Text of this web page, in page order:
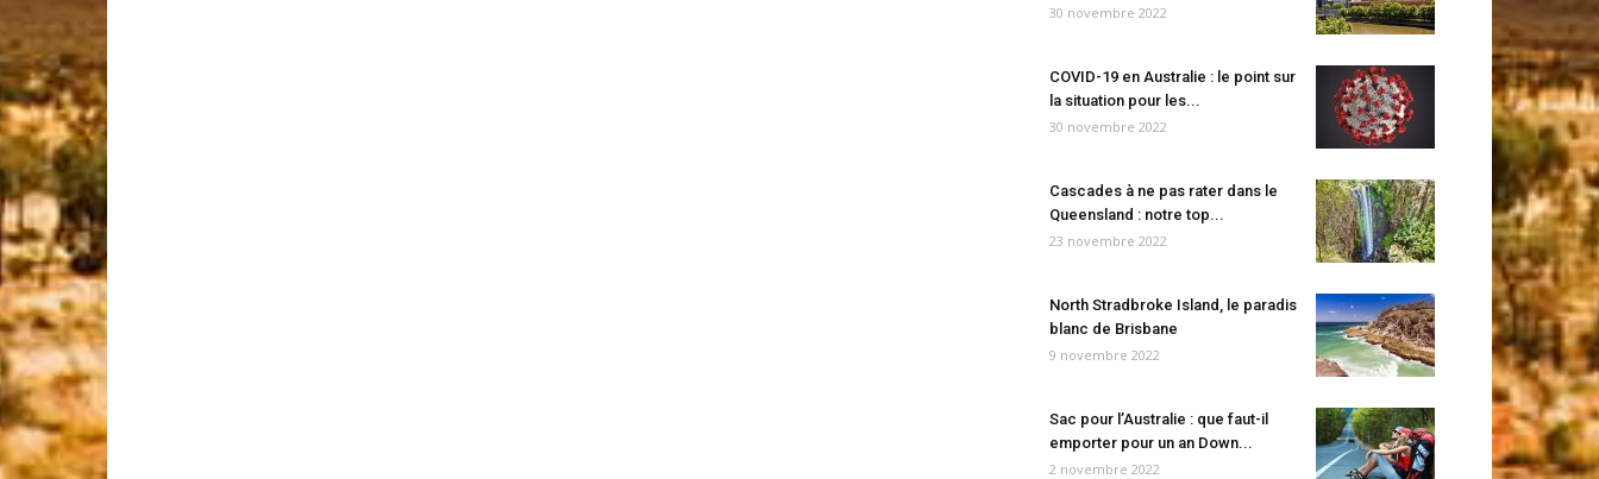
30 novembre 2022
COVID-19 en Australie : le point sur
la situation pour les...
30 novembre 2022
Cascades à ne pas rater dans le
Queensland : notre top...
23 novembre 2022
North Stradbroke Island, le paradis
blanc de Brisbane
9 novembre 2022
Sac pour l’Australie : que faut-il
emporter pour un an Down...
2 novembre 2022